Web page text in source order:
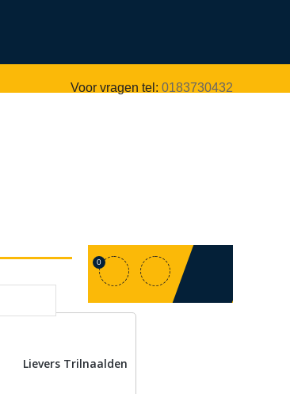
Voor vragen tel: 0183730432
0
Lievers Trilnaalden